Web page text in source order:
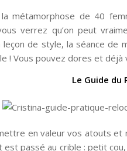
métamorphose de 40
verrez qu’on peut
leçon de style, la séance de
! Vous pouvez dores et
Le Guide du
en valeur vos atouts et
est passé au crible : petit